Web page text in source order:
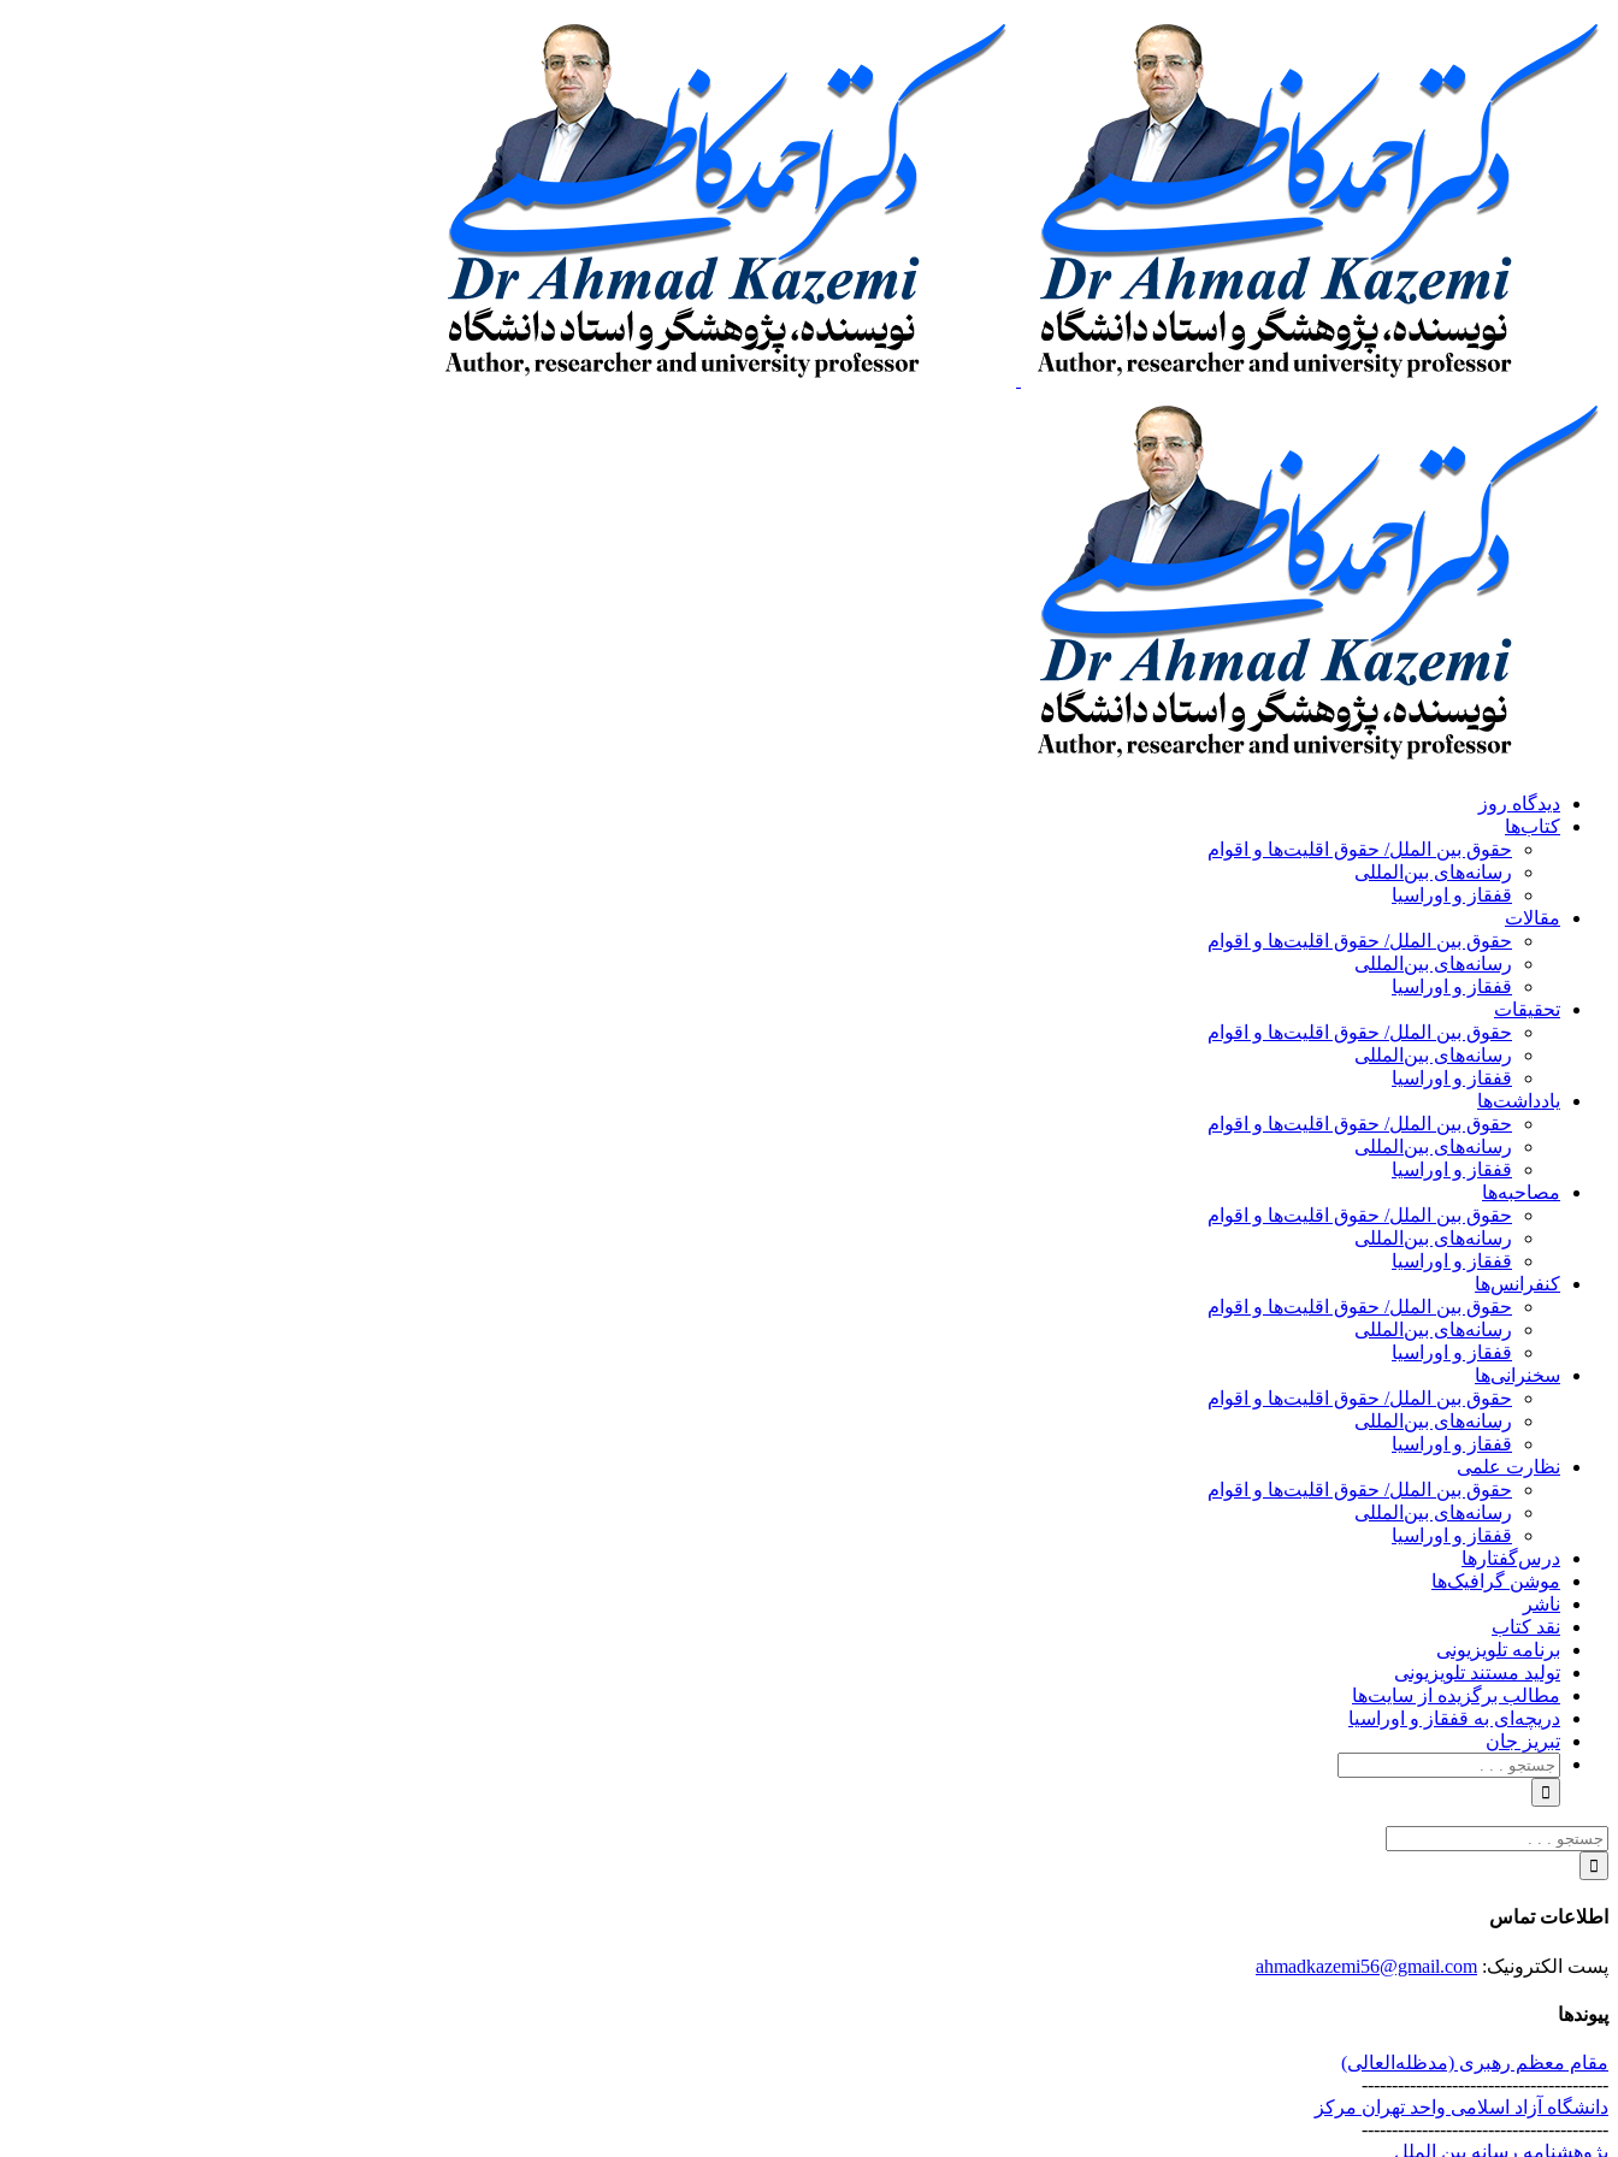
پرش
به
محتوا
دیدگاه روز
کتاب‌ها
حقوق بین الملل/ حقوق اقلیت‌ها و اقوام
رسانه‌های بین‌المللی
قفقاز و اوراسیا
مقالات
حقوق بین الملل/ حقوق اقلیت‌ها و اقوام
رسانه‌های بین‌المللی
قفقاز و اوراسیا
تحقیقات
حقوق بین الملل/ حقوق اقلیت‌ها و اقوام
رسانه‌های بین‌المللی
قفقاز و اوراسیا
یادداشت‌ها
حقوق بین الملل/ حقوق اقلیت‌ها و اقوام
رسانه‌های بین‌المللی
قفقاز و اوراسیا
مصاحبه‌ها
حقوق بین الملل/ حقوق اقلیت‌ها و اقوام
رسانه‌های بین‌المللی
قفقاز و اوراسیا
کنفرانس‌ها
حقوق بین الملل/ حقوق اقلیت‌ها و اقوام
رسانه‌های بین‌المللی
قفقاز و اوراسیا
سخنرانی‌ها
حقوق بین الملل/ حقوق اقلیت‌ها و اقوام
رسانه‌های بین‌المللی
قفقاز و اوراسیا
نظارت علمی
حقوق بین الملل/ حقوق اقلیت‌ها و اقوام
رسانه‌های بین‌المللی
قفقاز و اوراسیا
درس‌گفتارها
موشن گرافیک‌ها
ناشر
نقد کتاب
برنامه‌ تلویزیونی
تولید مستند تلویزیونی
مطالب برگزیده از سایت‌ها
دریچه‌ای به قفقاز و اوراسیا
تبریزِ جان
جستجو
برای:
جستجو
برای:
اطلاعات تماس
پست الکترونیک: ahmadkazemi56@gmail.com
پیوندها
مقام معظم رهبری (مد‌ظله‌العالی)
-----------------------------------------
دانشگاه آزاد اسلامی واحد تهران مرکز
-----------------------------------------
پژوهشنامه رسانه بین الملل